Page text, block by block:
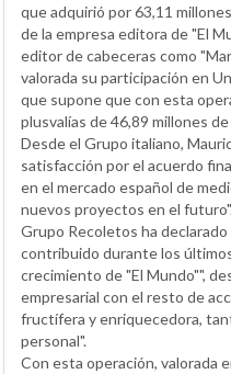
que adquirió por 63,11
de la empresa editora de "El
editor de cabeceras como
valorada su participación en
que supone que con esta
plusvalías de 46,89 millones
Desde el Grupo italiano,
satisfacción por el acuerdo
en el mercado español de
nuevos proyectos en el
Grupo Recoletos ha
contribuido durante los
crecimiento de "El Mundo"",
empresarial con el resto de
fructífera y enriquecedora,
personal".
Con esta operación, valorada